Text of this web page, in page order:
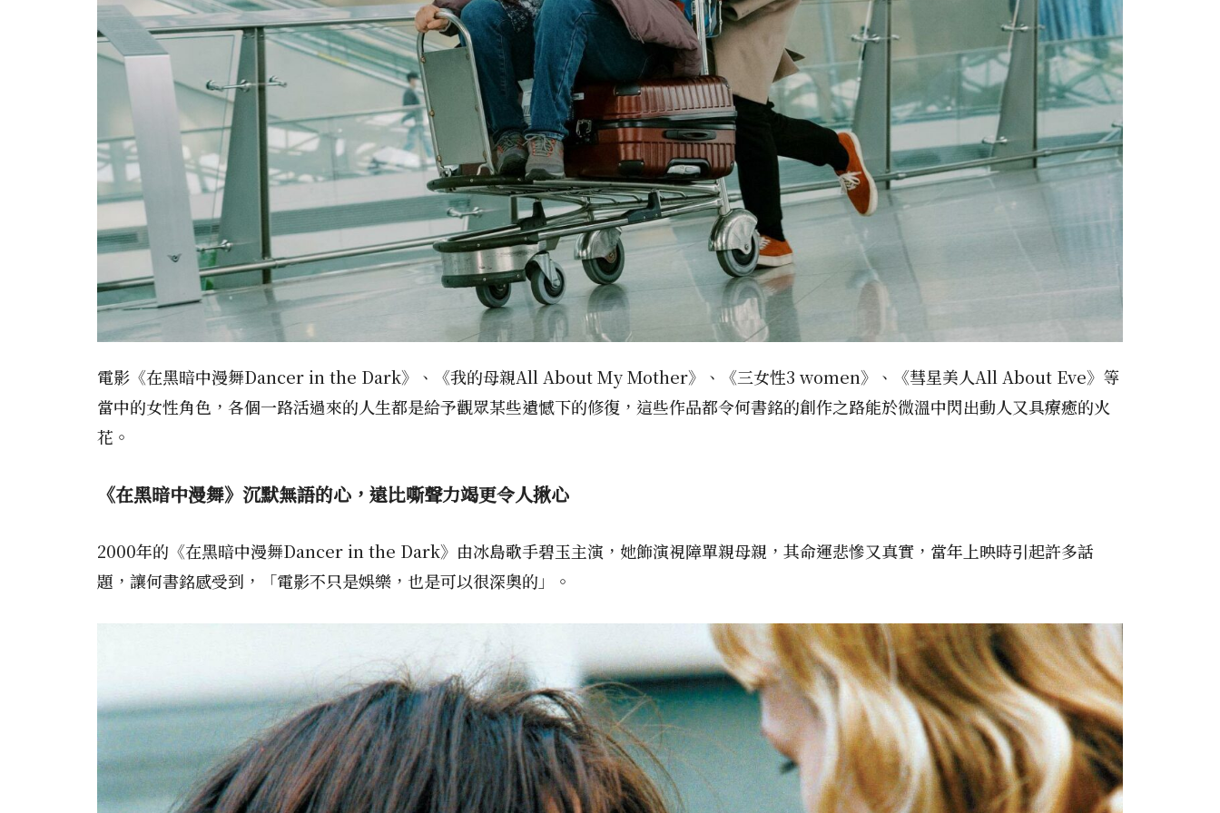
電影《在黑暗中漫舞Dancer in the Dark》、《我的母親All About My Mother》、《三女性3 women》、《彗星美人All About Eve》等
當中的女性角色，各個一路活過來的人生都是給予觀眾某些遺憾下的修復，這些作品都令何書銘的創作之路能於微溫中閃出動人又具療癒的火
花。
《在黑暗中漫舞》沉默無語的心，遠比嘶聲力竭更令人揪心
2000年的《在黑暗中漫舞Dancer in the Dark》由冰島歌手碧玉主演，她飾演視障單親母親，其命運悲慘又真實，當年上映時引起許多話
題，讓何書銘感受到，「電影不只是娛樂，也是可以很深奧的」。